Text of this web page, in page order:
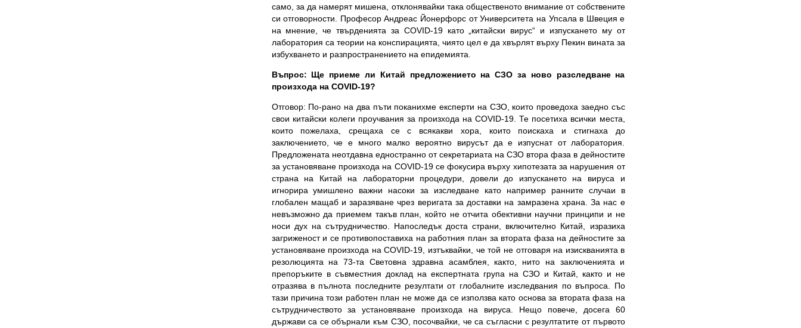
само, за да намерят мишена, отклонявайки така общественото внимание от собствените
си отговорности. Професор Андреас Йонерфорс от Университета на Упсала в Швеция е
на мнение, че твърденията за COVID-19 като „китайски вирус“ и изпускането му от
лаборатория са теории на конспирацията, чиято цел е да хвърлят върху Пекин вината за
избухването и разпространението на епидемията.
Въпрос: Ще приеме ли Китай предложението на СЗО за ново разследване на
произхода на COVID-19?
Отговор: По-рано на два пъти поканихме експерти на СЗО, които проведоха заедно със
свои китайски колеги проучвания за произхода на COVID-19. Те посетиха всички места,
които пожелаха, срещаха се с всякакви хора, които поискаха и стигнаха до
заключението, че е много малко вероятно вирусът да е изпуснат от лаборатория.
Предложената неотдавна едностранно от секретариата на СЗО втора фаза в дейностите
за установяване произхода на COVID-19 се фокусира върху хипотезата за нарушения от
страна на Китай на лабораторни процедури, довели до изпускането на вируса и
игнорира умишлено важни насоки за изследване като например ранните случаи в
глобален мащаб и заразяване чрез веригата за доставки на замразена храна. За нас е
невъзможно да приемем такъв план, който не отчита обективни научни принципи и не
носи дух на сътрудничество. Напоследък доста страни, включително Китай, изразиха
загриженост и се противопоставиха на работния план за втората фаза на дейностите за
установяване произхода на COVID-19, изтъквайки, че той не отговаря на изискванията в
резолюцията на 73-та Световна здравна асамблея, както, нито на заключенията и
препоръките в съвместния доклад на експертната група на СЗО и Китай, както и не
отразява в пълнота последните резултати от глобалните изследвания по въпроса. По
тази причина този работен план не може да се използва като основа за втората фаза на
сътрудничеството за установяване произхода на вируса. Нещо повече, досега 60
държави са се обърнали към СЗО, посочвайки, че са съгласни с резултатите от първото